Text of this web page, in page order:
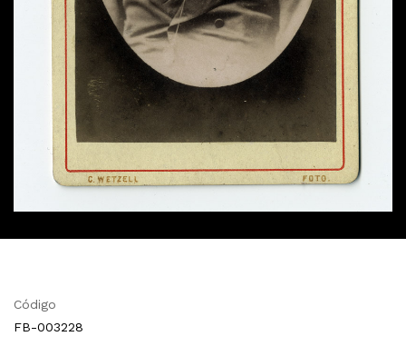
Código
FB-003228